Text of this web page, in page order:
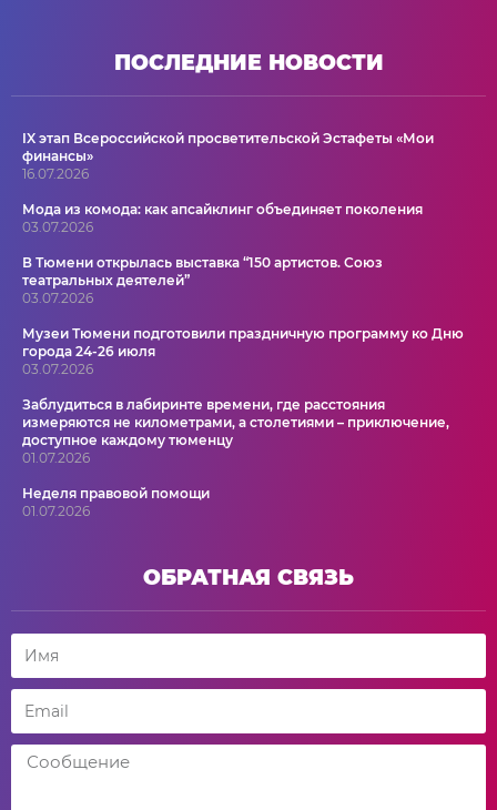
ПОСЛЕДНИЕ НОВОСТИ
IX этап Всероссийской просветительской Эстафеты «Мои
финансы»
16.07.2026
Мода из комода: как апсайклинг объединяет поколения
03.07.2026
В Тюмени открылась выставка “150 артистов. Союз
театральных деятелей”
03.07.2026
Музеи Тюмени подготовили праздничную программу ко Дню
города 24-26 июля
03.07.2026
Заблудиться в лабиринте времени, где расстояния
измеряются не километрами, а столетиями – приключение,
доступное каждому тюменцу
01.07.2026
Неделя правовой помощи
01.07.2026
ОБРАТНАЯ СВЯЗЬ